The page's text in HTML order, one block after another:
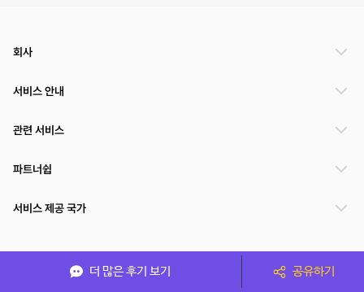
더 많은 후기 보기 공유하기
회사
서비스 안내
관련 서비스
파트너쉽
서비스 제공 국가
(주)NSPACE 사업자정보